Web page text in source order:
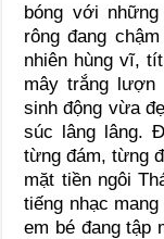
bóng với
rông đang
nhiên hùng vĩ,
mây trắng lượn
sinh động vừa
súc lâng lâng.
từng đám, từng
mặt tiền ngôi
tiếng nhạc
em bé đang tập